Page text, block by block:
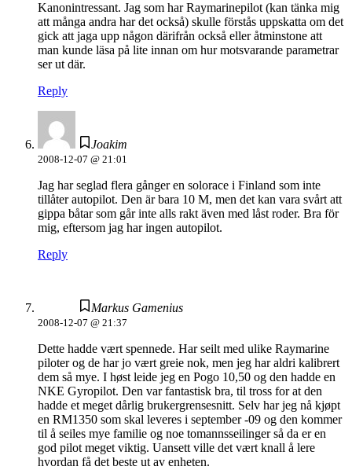
Kanonintressant. Jag som har Raymarinepilot (kan tänka mig
att många andra har det också) skulle förstås uppskatta om det
gick att jaga upp någon därifrån också eller åtminstone att
man kunde läsa på lite innan om hur motsvarande parametrar
ser ut där.
Reply
Joakim
2008-12-07 @ 21:01
Jag har seglad flera gånger en solorace i Finland som inte
tillåter autopilot. Den är bara 10 M, men det kan vara svårt att
gippa båtar som går inte alls rakt även med låst roder. Bra för
mig, eftersom jag har ingen autopilot.
Reply
Markus Gamenius
2008-12-07 @ 21:37
Dette hadde vært spennede. Har seilt med ulike Raymarine
piloter og de har jo vært greie nok, men jeg har aldri kalibrert
dem så mye. I høst leide jeg en Pogo 10,50 og den hadde en
NKE Gyropilot. Den var fantastisk bra, til tross for at den
hadde et meget dårlig brukergrensesnitt. Selv har jeg nå kjøpt
en RM1350 som skal leveres i september -09 og den kommer
til å seiles mye familie og noe tomannsseilinger så da er en
god pilot meget viktig. Uansett ville det vært knall å lere
hvordan få det beste ut av enheten.